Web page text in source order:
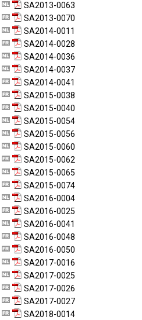
SA2013-0063
SA2013-0070
SA2014-0011
SA2014-0028
SA2014-0036
SA2014-0037
SA2014-0041
SA2015-0038
SA2015-0040
SA2015-0054
SA2015-0056
SA2015-0060
SA2015-0062
SA2015-0065
SA2015-0074
SA2016-0004
SA2016-0025
SA2016-0041
SA2016-0048
SA2016-0050
SA2017-0016
SA2017-0025
SA2017-0026
SA2017-0027
SA2018-0014